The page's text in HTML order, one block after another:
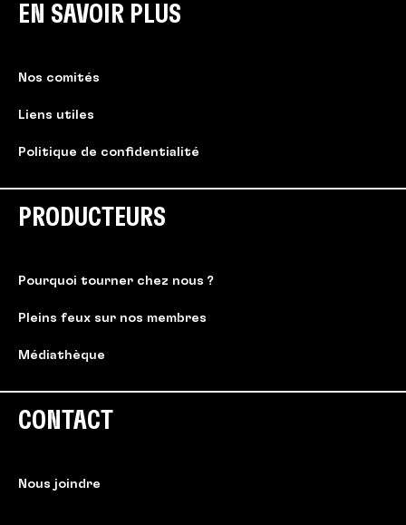
EN SAVOIR PLUS
Nos comités
Liens utiles
Politique de confidentialité
PRODUCTEURS
Pourquoi tourner chez nous ?
Pleins feux sur nos membres
Médiathèque
CONTACT
Nous joindre